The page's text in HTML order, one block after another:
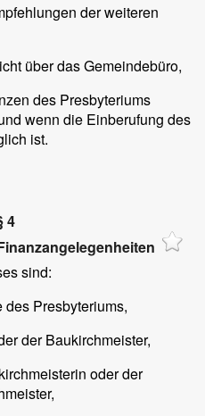
der weiteren
über das Gemeindebüro,
des Presbyteriums
wenn die Einberufung des
ist.
4
sind:
Presbyteriums,
der Baukirchmeister,
oder der